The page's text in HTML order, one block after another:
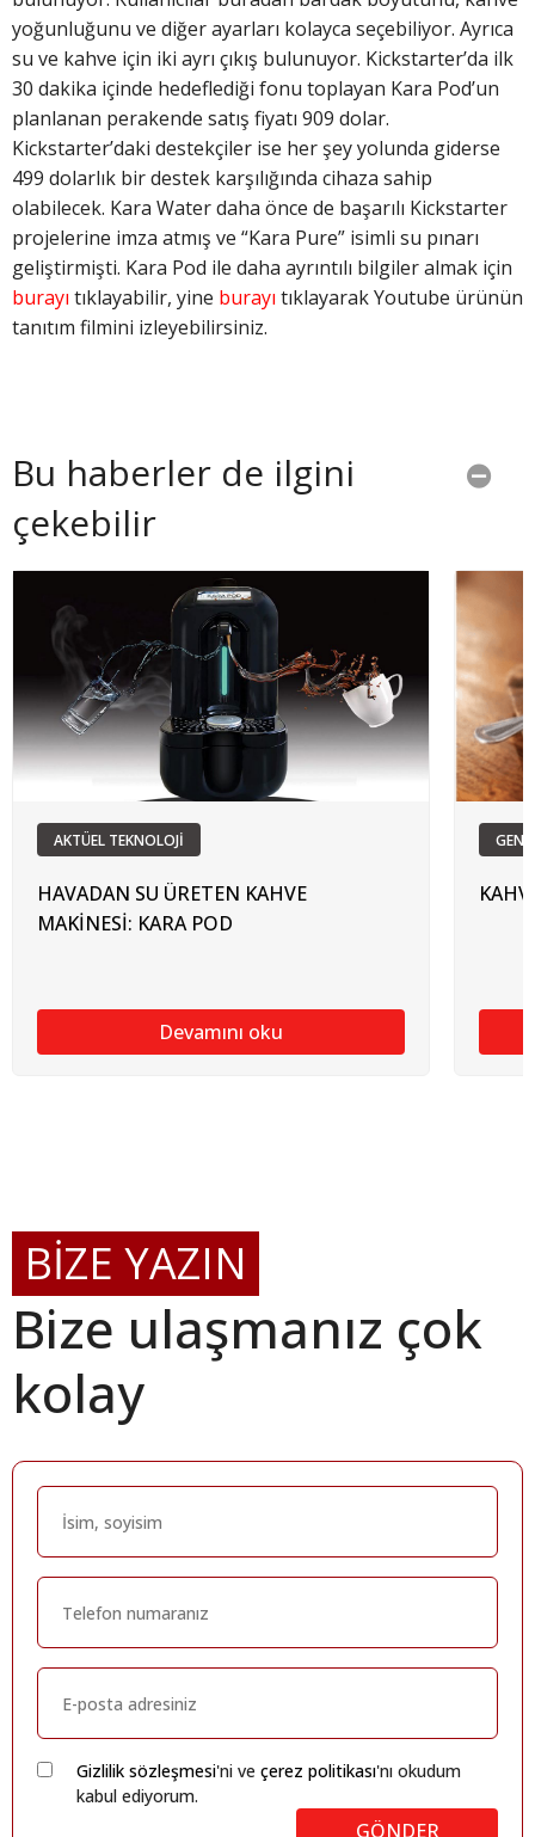
yoğunluğunu ve diğer ayarları kolayca seçebiliyor. Ayrıca
su ve kahve için iki ayrı çıkış bulunuyor. Kickstarter’da ilk
30 dakika içinde hedeflediği fonu toplayan Kara Pod’un
planlanan perakende satış fiyatı 909 dolar.
Kickstarter’daki destekçiler ise her şey yolunda giderse
499 dolarlık bir destek karşılığında cihaza sahip
olabilecek. Kara Water daha önce de başarılı Kickstarter
projelerine imza atmış ve “Kara Pure” isimli su pınarı
geliştirmişti. Kara Pod ile daha ayrıntılı bilgiler almak için
burayı tıklayabilir, yine burayı tıklayarak Youtube ürünün
tanıtım filmini izleyebilirsiniz.
Bu haberler de ilgini
çekebilir
AKTÜEL TEKNOLOJİ
HAVADAN SU ÜRETEN KAHVE
MAKİNESİ: KARA POD
Devamını oku
BİZE YAZIN
Bize ulaşmanız çok
kolay
Gizlilik sözleşmesi'ni ve çerez politikası'nı okudum
kabul ediyorum.
GÖNDER